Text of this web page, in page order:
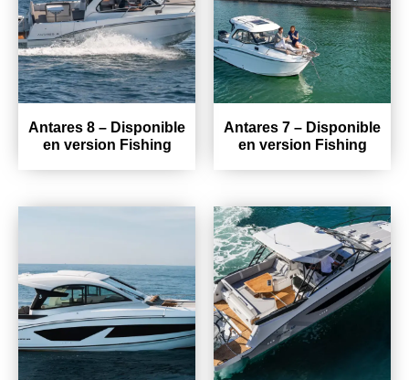
Antares 8 – Disponible
en version Fishing
Antares 7 – Disponible
en version Fishing